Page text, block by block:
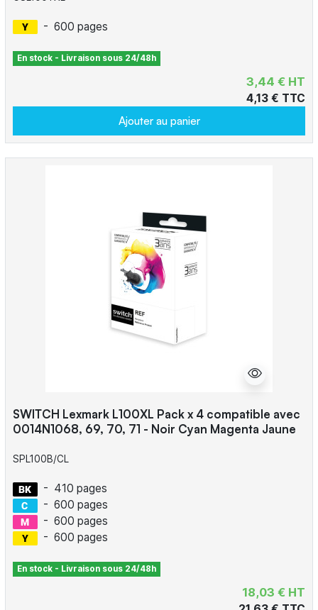
- 600 pages
En stock - Livraison sous 24/48h
3,44 € HT
4,13 € TTC
Ajouter au panier
SWITCH Lexmark L100XL Pack x 4 compatible avec
0014N1068, 69, 70, 71 - Noir Cyan Magenta Jaune
SPL100B/CL
- 410 pages
- 600 pages
- 600 pages
- 600 pages
En stock - Livraison sous 24/48h
18,03 € HT